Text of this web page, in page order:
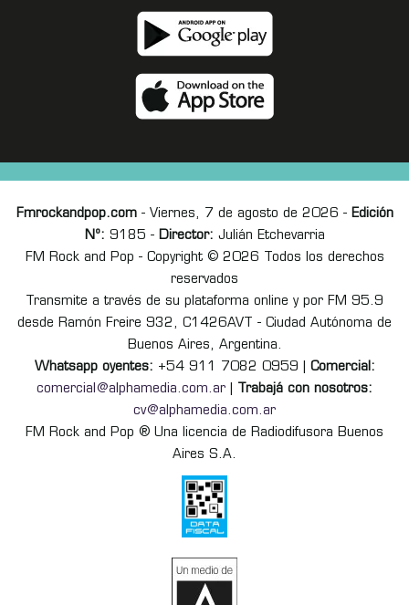
Fmrockandpop.com- Viernes, 7 de agosto de 2026 - Edición
Nº: 9185 - Director: Julián Etchevarria
FM Rock and Pop - Copyright © 2026 Todos los derechos
reservados
Transmite a través de su plataforma online y por FM 95.9
desde Ramón Freire 932, C1426AVT - Ciudad Autónoma de
Buenos Aires, Argentina.
Whatsapp oyentes: +54 911 7082 0959 | Comercial:
comercial@alphamedia.com.ar
Trabajá con nosotros:
cv@alphamedia.com.ar
FM Rock and Pop ® Una licencia de Radiodifusora Buenos
Aires S.A.